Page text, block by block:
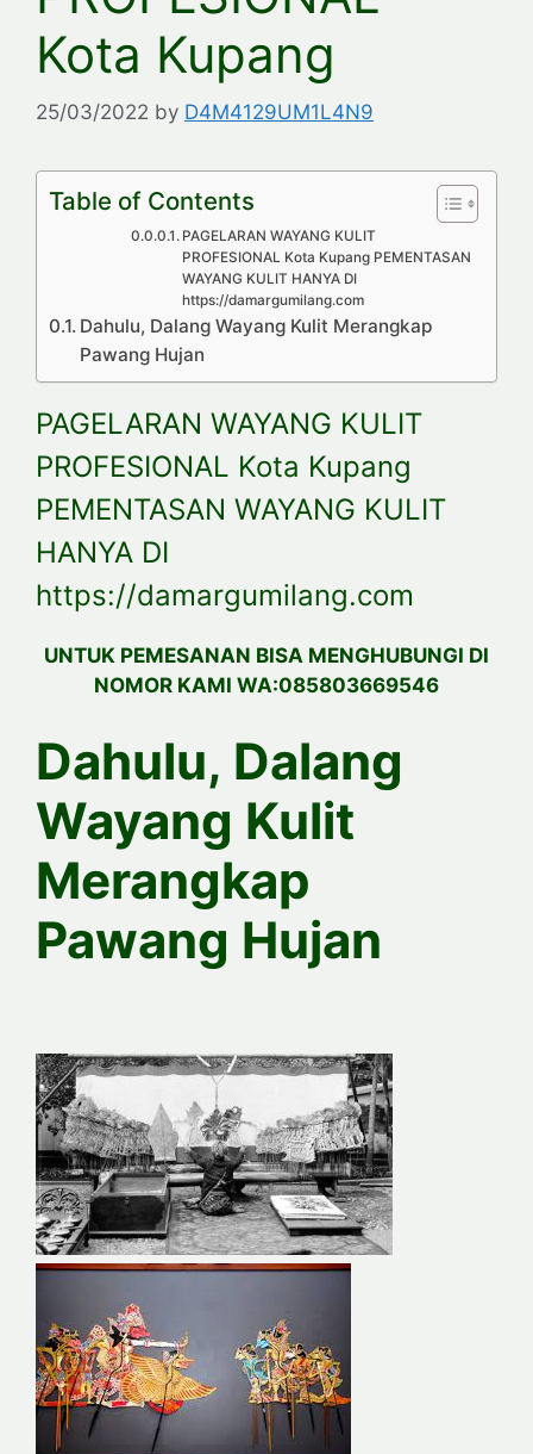
Kota Kupang
25/03/2022 by D4M4129UM1L4N9
Table of Contents
PAGELARAN WAYANG KULIT
PROFESIONAL Kota Kupang PEMENTASAN
WAYANG KULIT HANYA DI
https://damargumilang.com
Dahulu, Dalang Wayang Kulit Merangkap
Pawang Hujan
PAGELARAN WAYANG KULIT
PROFESIONAL Kota Kupang
PEMENTASAN WAYANG KULIT
HANYA DI
https://damargumilang.com
UNTUK PEMESANAN BISA MENGHUBUNGI DI
NOMOR KAMI WA:085803669546
Dahulu, Dalang
Wayang Kulit
Merangkap
Pawang Hujan